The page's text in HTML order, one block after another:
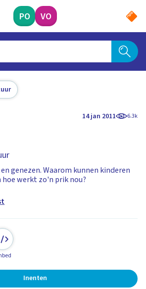
PO VO
14 jan 2011 6.3k
genezen. Waarom kunnen kinderen
werkt zo'n prik nou?
Inenten